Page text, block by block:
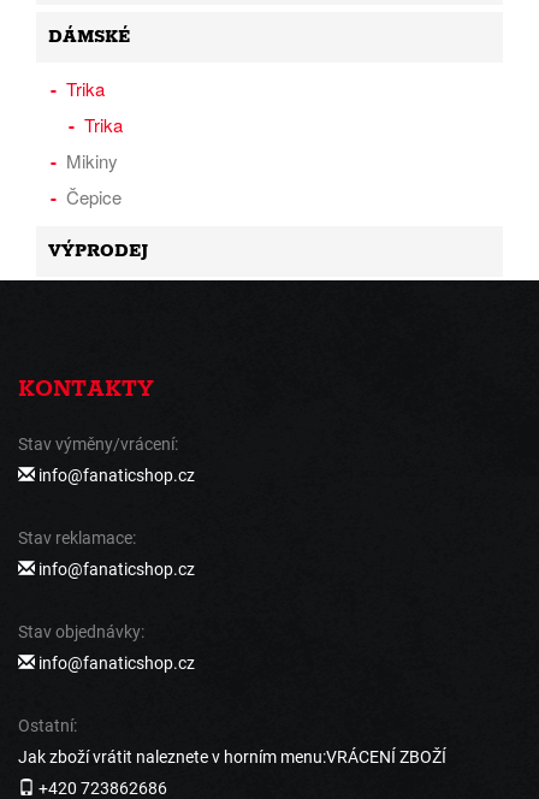
DÁMSKÉ
Trika
Trika
Mikiny
Čepice
VÝPRODEJ
KONTAKTY
Stav výměny/vrácení:
info@fanaticshop.cz
Stav reklamace:
info@fanaticshop.cz
Stav objednávky:
info@fanaticshop.cz
Ostatní:
Jak zboží vrátit naleznete v horním menu:VRÁCENÍ ZBOŽÍ
+420 723862686